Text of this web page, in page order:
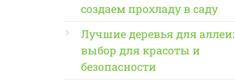
создаем прохладу в саду
Лучшие деревья для аллеи:
выбор для красоты и
безопасности